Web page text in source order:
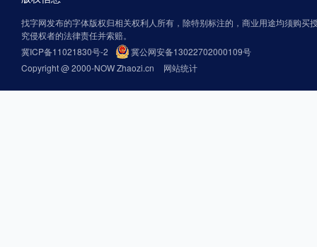
找字网发布的字体版权归相关权利人所有，除特别标注的，商业用途均须购买
究侵权者的法律责任并索赔。
冀ICP备11021830号-2
冀公网安备13022702000109号
Copyright @ 2000-NOW Zhaozi.cn
网站统计